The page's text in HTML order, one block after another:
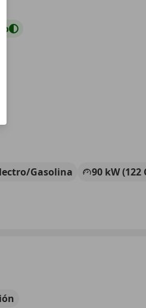
Gasolina
90 kW (122